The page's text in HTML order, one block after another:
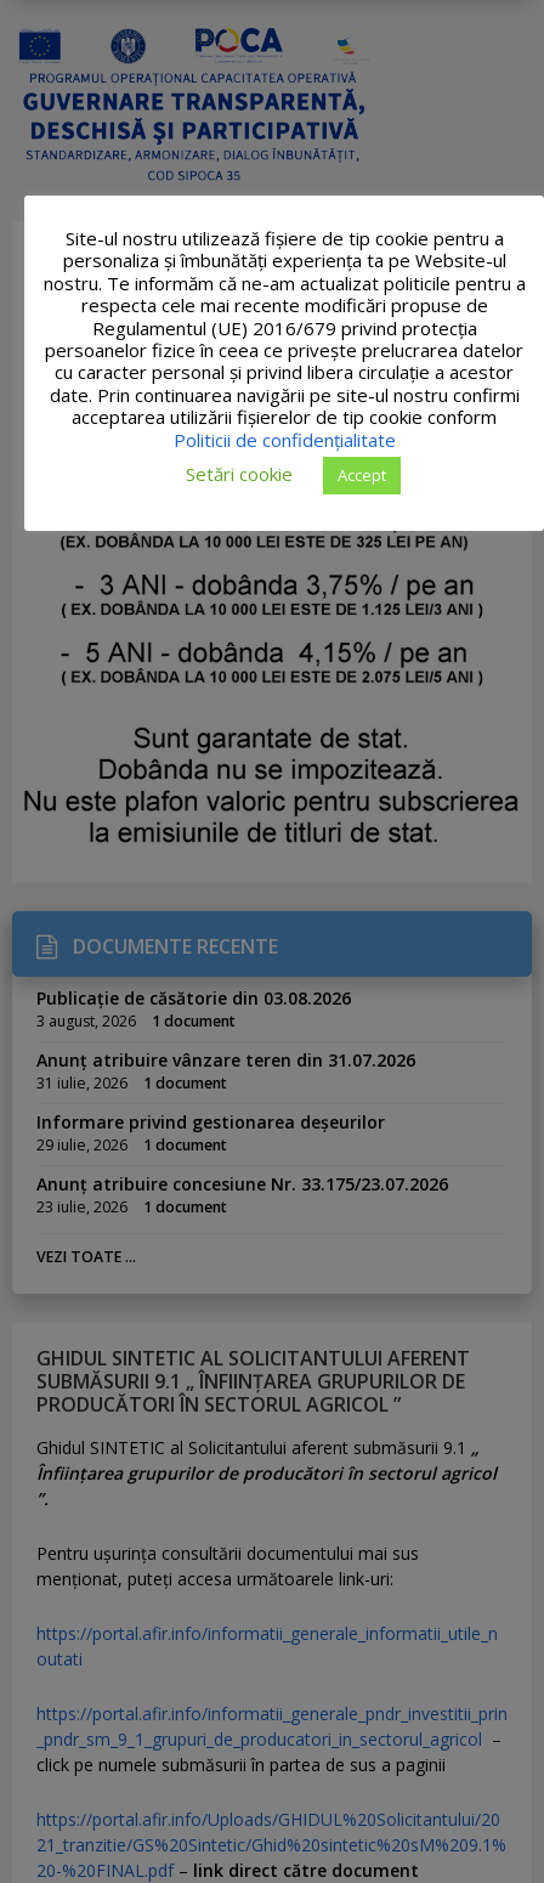
DOCUMENTE RECENTE
Publicație de căsătorie din 03.08.2026
3 august, 2026 1 document
Anunț atribuire vânzare teren din 31.07.2026
31 iulie, 2026 1 document
Informare privind gestionarea deșeurilor
29 iulie, 2026 1 document
Anunț atribuire concesiune Nr. 33.175/23.07.2026
23 iulie, 2026 1 document
VEZI TOATE ...
GHIDUL SINTETIC AL SOLICITANTULUI AFERENT
SUBMĂSURII 9.1 „ ÎNFIINȚAREA GRUPURILOR DE
PRODUCĂTORI ÎN SECTORUL AGRICOL ”
Ghidul SINTETIC al Solicitantului aferent submăsurii 9.1 „
Înființarea grupurilor de producători în sectorul agricol
”.
Pentru uşurinţa consultării documentului mai sus
menţionat, puteţi accesa următoarele link-uri:
https://portal.afir.info/informatii_generale_informatii_utile_n
outati
https://portal.afir.info/informatii_generale_pndr_investitii_prin
_pndr_sm_9_1_grupuri_de_producatori_in_sectorul_agricol –
click pe numele submăsurii în partea de sus a paginii
https://portal.afir.info/Uploads/GHIDUL%20Solicitantului/20
21_tranzitie/GS%20Sintetic/Ghid%20sintetic%20sM%209.1%
20-%20FINAL.pdf– link direct către document
Site-ul nostru utilizează fişiere de tip cookie pentru a
personaliza și îmbunătăți experiența ta pe Website-ul
nostru. Te informăm că ne-am actualizat politicile pentru a
respecta cele mai recente modificări propuse de
Regulamentul (UE) 2016/679 privind protecția
persoanelor fizice în ceea ce privește prelucrarea datelor
cu caracter personal și privind libera circulație a acestor
date. Prin continuarea navigării pe site-ul nostru confirmi
acceptarea utilizării fişierelor de tip cookie conform
Politicii de confidențialitate
Setări cookie
Accept